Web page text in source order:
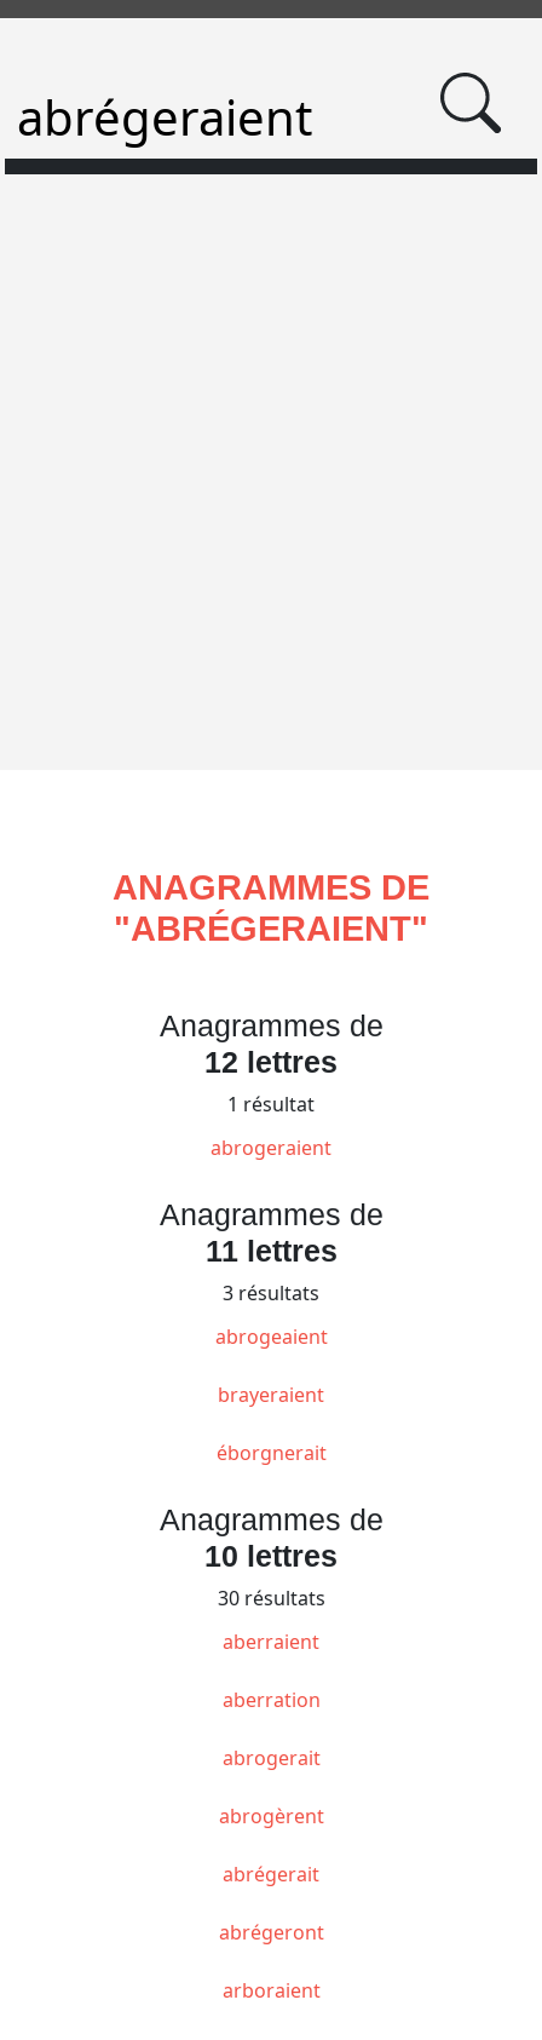
ANAGRAMMES DE
"ABRÉGERAIENT"
Anagrammes de
12 lettres
1 résultat
abrogeraient
Anagrammes de
11 lettres
3 résultats
abrogeaient
brayeraient
éborgnerait
Anagrammes de
10 lettres
30 résultats
aberraient
aberration
abrogerait
abrogèrent
abrégerait
abrégeront
arboraient